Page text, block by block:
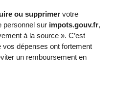
ou supprimer votre
personnel sur impots.gouv.fr,
à la source ». C’est
dépenses ont fortement
un remboursement en